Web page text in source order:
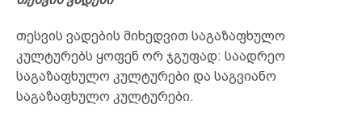
თესვის ვადების მიხედვით საგაზაფხულო
კულტურებს ყოფენ ორ ჯგუფად: საადრეო
საგაზაფხულო კულტურები და საგვიანო
საგაზაფხულო კულტურები.